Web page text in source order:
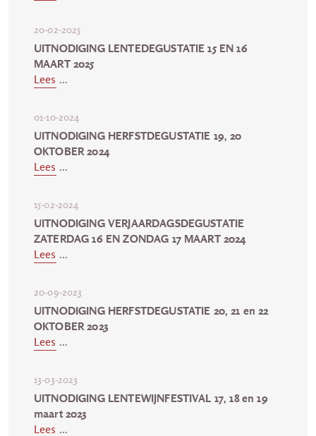
20-02-2025
UITNODIGING LENTEDEGUSTATIE 15 EN 16
MAART 2025
Lees ...
01-10-2024
UITNODIGING HERFSTDEGUSTATIE 19, 20
OKTOBER 2024
Lees ...
15-02-2024
UITNODIGING VERJAARDAGSDEGUSTATIE
ZATERDAG 16 EN ZONDAG 17 MAART 2024
Lees ...
20-09-2023
UITNODIGING HERFSTDEGUSTATIE 20, 21 en 22
OKTOBER 2023
Lees ...
13-03-2023
UITNODIGING LENTEWIJNFESTIVAL 17, 18 en 19
maart 2023
Lees ...